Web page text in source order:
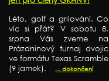
Léto, golf a grilování. Co
víc si přát? V sobotu 8.
srpna Vás zveme na
Prázdninový turnaj dvojic
ve formátu Texas Scramble
(9 jamek).
... dokončení